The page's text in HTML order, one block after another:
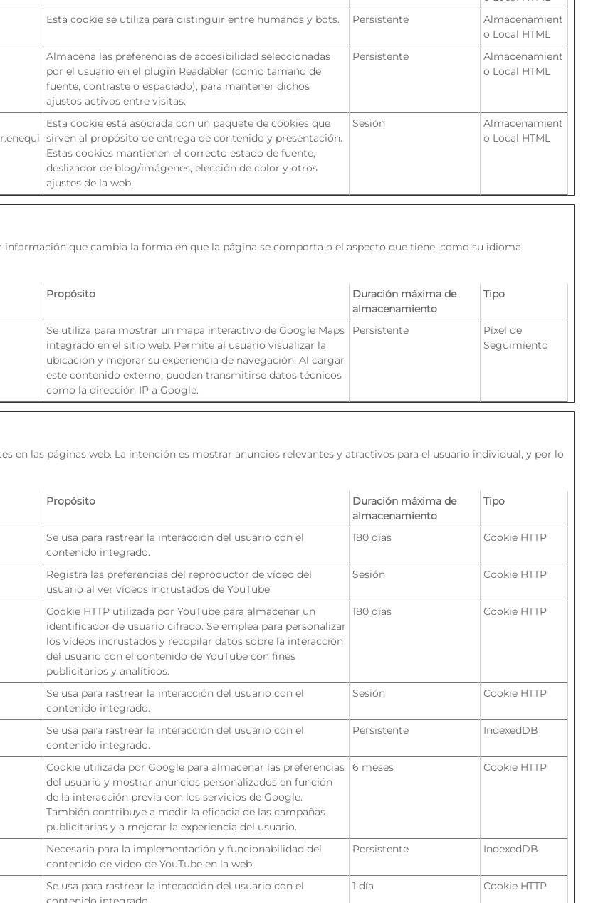
Esta cookie se utiliza para distinguir entre humanos y bots. Persistente
Almacenamient
o Local HTML
Almacena las preferencias de accesibilidad seleccionadas
por el usuario en el plugin Readabler (como tamaño de
fuente, contraste o espaciado), para mantener dichos
ajustos activos entre visitas.
Persistente
Almacenamient
o Local HTML
Esta cookie está asociada con un paquete de cookies que
sirven al propósito de entrega de contenido y presentación.
Estas cookies mantienen el correcto estado de fuente,
deslizador de blog/imágenes, elección de color y otros
ajustes de la web.
Sesión
Almacenamient
o Local HTML
que cambia la forma en que la página se comporta o el aspecto que tiene, como su idioma
Propósito
Duración máxima de
almacenamiento
Tipo
Se utiliza para mostrar un mapa interactivo de Google Maps
integrado en el sitio web. Permite al usuario visualizar la
ubicación y mejorar su experiencia de navegación. Al cargar
este contenido externo, pueden transmitirse datos técnicos
como la dirección IP a Google.
Persistente
Píxel de
Seguimiento
en las páginas web. La intención es mostrar anuncios relevantes y atractivos para el usuario individual, y por lo
Propósito
Duración máxima de
almacenamiento
Tipo
Se usa para rastrear la interacción del usuario con el
contenido integrado.
180 días Cookie HTTP
Registra las preferencias del reproductor de vídeo del
usuario al ver vídeos incrustados de YouTube
Sesión Cookie HTTP
Cookie HTTP utilizada por YouTube para almacenar un
identificador de usuario cifrado. Se emplea para personalizar
los vídeos incrustados y recopilar datos sobre la interacción
del usuario con el contenido de YouTube con fines
publicitarios y analíticos.
180 días Cookie HTTP
Se usa para rastrear la interacción del usuario con el
contenido integrado.
Sesión Cookie HTTP
Se usa para rastrear la interacción del usuario con el
contenido integrado.
Persistente IndexedDB
Cookie utilizada por Google para almacenar las preferencias
del usuario y mostrar anuncios personalizados en función
de la interacción previa con los servicios de Google.
También contribuye a medir la eficacia de las campañas
publicitarias y a mejorar la experiencia del usuario.
6 meses Cookie HTTP
Necesaria para la implementación y funcionabilidad del
contenido de video de YouTube en la web.
Persistente IndexedDB
Se usa para rastrear la interacción del usuario con el
1 día Cookie HTTP